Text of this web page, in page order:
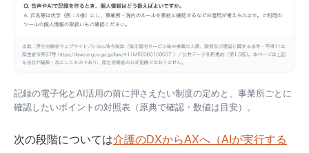
記録の電子化とAI活用の前に押さえたい制度の定めと、事業所ごとに
確認したいポイントの対照表（原典で確認・数値は目安）。
次の段階については介護のDXからAXへ（AIが実行する